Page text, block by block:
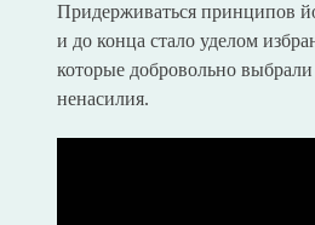
Придерживаться принципов
и до конца стало уделом
которые добровольно выбрали
ненасилия.